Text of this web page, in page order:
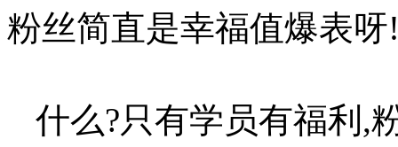
粉丝简直是幸福值爆表呀
什么?只有学员有福利,